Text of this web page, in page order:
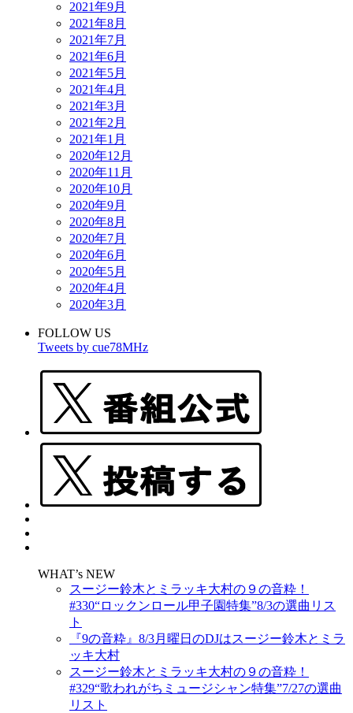
2021年9月
2021年8月
2021年7月
2021年6月
2021年5月
2021年4月
2021年3月
2021年2月
2021年1月
2020年12月
2020年11月
2020年10月
2020年9月
2020年8月
2020年7月
2020年6月
2020年5月
2020年4月
2020年3月
FOLLOW US
Tweets by cue78MHz
WHAT’s NEW
スージー鈴木とミラッキ大村の９の音粋！
#330“ロックンロール甲子園特集”8/3の選曲リス
ト
『9の音粋』8/3月曜日のDJはスージー鈴木とミラ
ッキ大村
スージー鈴木とミラッキ大村の９の音粋！
#329“歌われがちミュージシャン特集”7/27の選曲
リスト